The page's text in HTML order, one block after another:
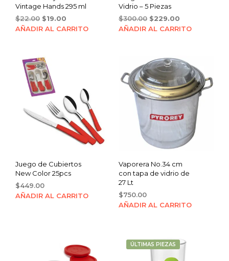
Vintage Hands 295 ml
$22.00 Original
price
$19.00
price
AÑADIR AL CARRITO
Vidrio – 5 Piezas
$300.00 Original
price
$229.00Current
price
AÑADIR AL CARRITO
Juego de Cubiertos
New Color 25pcs
$449.00
AÑADIR AL CARRITO
Vaporera No.34 cm
con tapa de vidrio de
27 Lt
$750.00
AÑADIR AL CARRITO
ÚLTIMAS PIEZAS